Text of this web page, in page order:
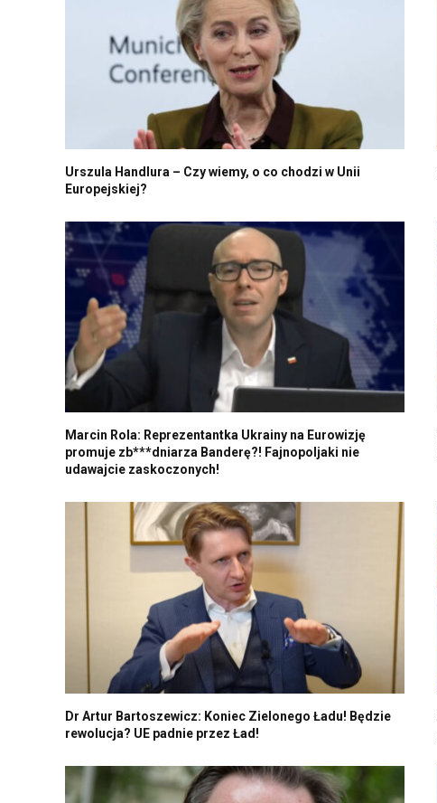
Urszula Handlura – Czy wiemy, o co chodzi w Unii
Europejskiej?
Marcin Rola: Reprezentantka Ukrainy na Eurowizję
promuje zb***dniarza Banderę?! Fajnopoljaki nie
udawajcie zaskoczonych!
Dr Artur Bartoszewicz: Koniec Zielonego Ładu! Będzie
rewolucja? UE padnie przez Ład!